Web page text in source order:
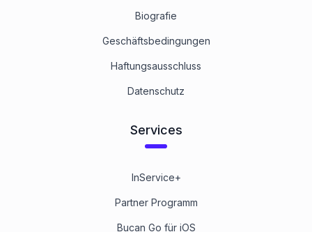
Biografie
Geschäftsbedingungen
Haftungsausschluss
Datenschutz
Services
InService+
Partner Programm
Bucan Go für iOS